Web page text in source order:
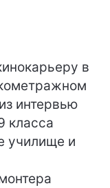
в
интервью
класса
училище и